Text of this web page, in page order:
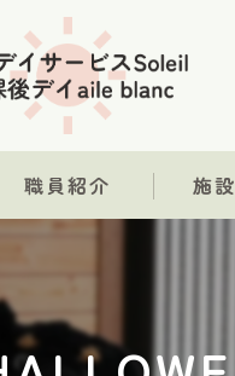
職員紹介 施